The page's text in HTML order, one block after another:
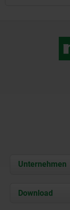
Unternehmen
Über uns
Download